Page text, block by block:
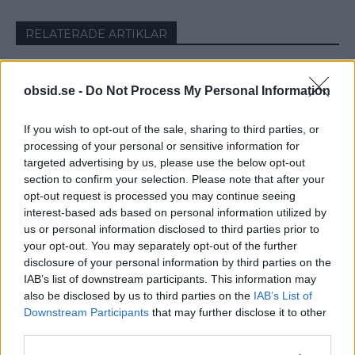
obsid.se - Do Not Process My Personal Information
If you wish to opt-out of the sale, sharing to third parties, or
processing of your personal or sensitive information for
targeted advertising by us, please use the below opt-out
section to confirm your selection. Please note that after your
opt-out request is processed you may continue seeing
interest-based ads based on personal information utilized by
us or personal information disclosed to third parties prior to
your opt-out. You may separately opt-out of the further
disclosure of your personal information by third parties on the
IAB’s list of downstream participants. This information may
also be disclosed by us to third parties on the IAB’s List of
Downstream Participants that may further disclose it to other
RELATERADE ARTIKLAR
Vad Är Den Lilla Fickan På Jeans
Till För?
Vad Är Blue Balls? Och Varför Får
Man Det Egentligen?
6 Sätt Att Stärka Vår Intelligens